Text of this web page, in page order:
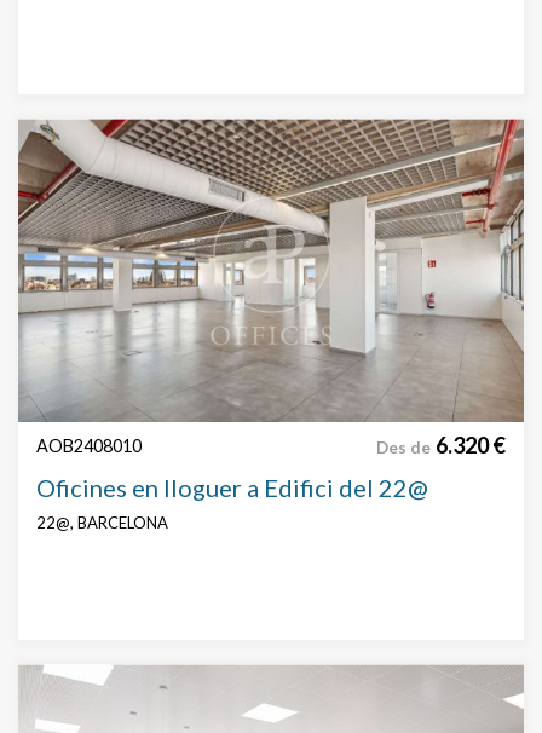
AOB2408010 Des de 6.320 €
Oficines en lloguer a Edifici del 22@
22@, BARCELONA